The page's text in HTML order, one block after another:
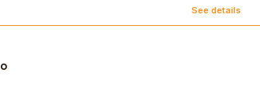
See details